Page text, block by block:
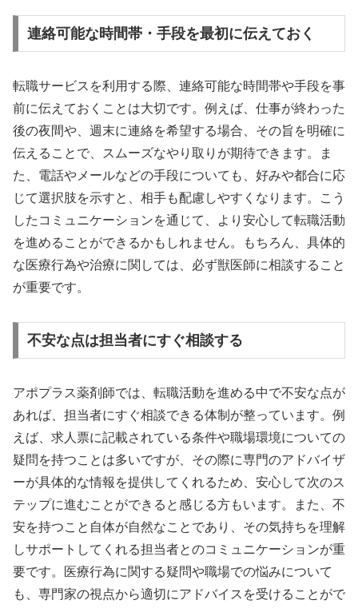
連絡可能な時間帯・手段を最初に伝えておく
転職サービスを利用する際、連絡可能な時間帯や手段を事
前に伝えておくことは大切です。例えば、仕事が終わった
後の夜間や、週末に連絡を希望する場合、その旨を明確に
伝えることで、スムーズなやり取りが期待できます。ま
た、電話やメールなどの手段についても、好みや都合に応
じて選択肢を示すと、相手も配慮しやすくなります。こう
したコミュニケーションを通じて、より安心して転職活動
を進めることができるかもしれません。もちろん、具体的
な医療行為や治療に関しては、必ず獣医師に相談すること
が重要です。
不安な点は担当者にすぐ相談する
アポプラス薬剤師では、転職活動を進める中で不安な点が
あれば、担当者にすぐ相談できる体制が整っています。例
えば、求人票に記載されている条件や職場環境についての
疑問を持つことは多いですが、その際に専門のアドバイザ
ーが具体的な情報を提供してくれるため、安心して次のス
テップに進むことができると感じる方もいます。また、不
安を持つこと自体が自然なことであり、その気持ちを理解
しサポートしてくれる担当者とのコミュニケーションが重
要です。医療行為に関する疑問や職場での悩みについて
も、専門家の視点から適切にアドバイスを受けることがで